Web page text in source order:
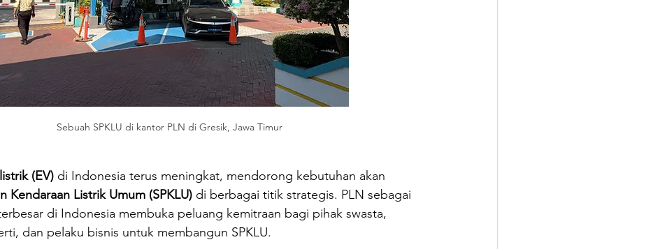
Sebuah SPKLU di kantor PLN di Gresik, Jawa Timur
(EV) di Indonesia terus meningkat, mendorong kebutuhan akan
Kendaraan Listrik Umum (SPKLU) di berbagai titik strategis. PLN sebagai
di Indonesia membuka peluang kemitraan bagi pihak swasta,
dan pelaku bisnis untuk membangun SPKLU.